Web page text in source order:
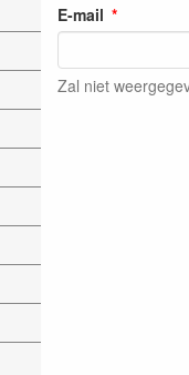
E-mail
Zal niet